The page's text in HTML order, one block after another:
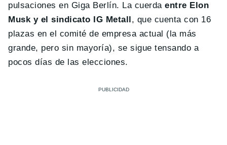
pulsaciones en Giga Berlín. La cuerdaentre Elon
Musk y el sindicato IG Metall , que cuenta con 16
plazas en el comité de empresa actual (la más
grande, pero sin mayoría), se sigue tensando a
pocos días de las elecciones.